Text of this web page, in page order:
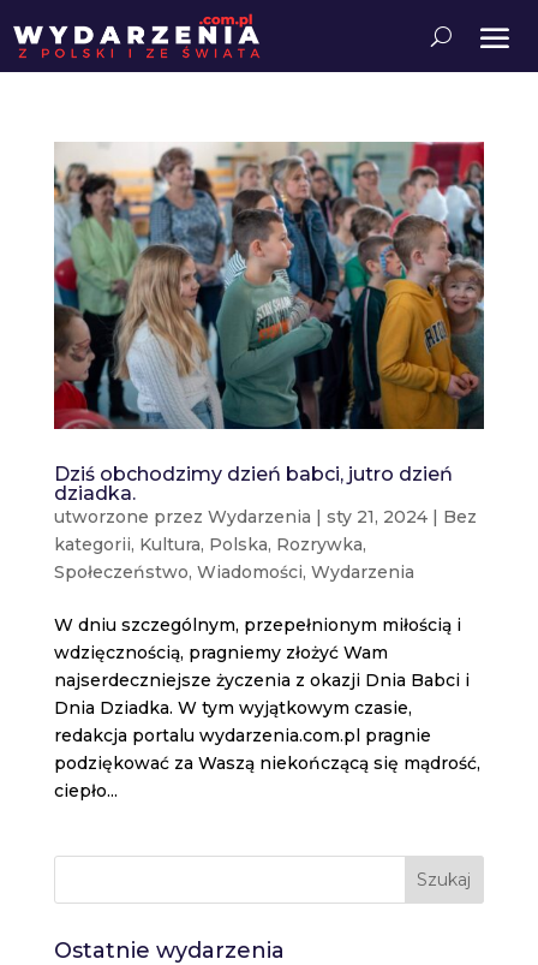
Dziś obchodzimy dzień babci, jutro dzień
dziadka.
utworzone przez Wydarzenia | sty 21, 2024| Bez
kategorii, Kultura, Polska, Rozrywka,
Społeczeństwo, Wiadomości, Wydarzenia
W dniu szczególnym, przepełnionym miłością i
wdzięcznością, pragniemy złożyć Wam
najserdeczniejsze życzenia z okazji Dnia Babci i
Dnia Dziadka. W tym wyjątkowym czasie,
redakcja portalu wydarzenia.com.pl pragnie
podziękować za Waszą niekończącą się mądrość,
ciepło...
Szukaj
Ostatnie wydarzenia